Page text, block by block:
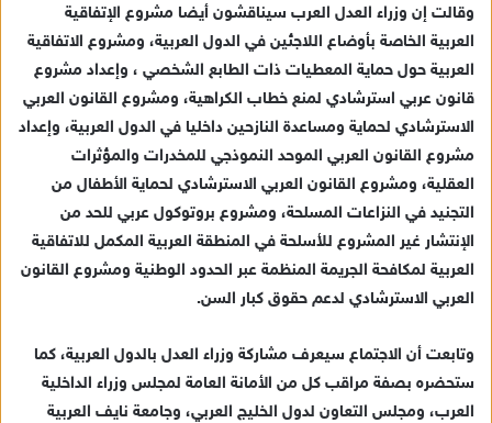
وقالت إن وزراء العدل العرب سيناقشون أيضا مشروع الإتفاقية
العربية الخاصة بأوضاع اللاجئين في الدول العربية، ومشروع الاتفاقية
العربية حول حماية المعطيات ذات الطابع الشخصي ، وإعداد مشروع
قانون عربي استرشادي لمنع خطاب الكراهية، ومشروع القانون العربي
الاسترشادي لحماية ومساعدة النازحين داخليا في الدول العربية، وإعداد
مشروع القانون العربي الموحد النموذجي للمخدرات والمؤثرات
العقلية، ومشروع القانون العربي الاسترشادي لحماية الأطفال من
التجنيد في النزاعات المسلحة، ومشروع بروتوكول عربي للحد من
الإنتشار غير المشروع للأسلحة في المنطقة العربية المكمل للاتفاقية
العربية لمكافحة الجريمة المنظمة عبر الحدود الوطنية ومشروع القانون
العربي الاسترشادي لدعم حقوق كبار السن.
وتابعت أن الاجتماع سيعرف مشاركة وزراء العدل بالدول العربية، كما
ستحضره بصفة مراقب كل من الأمانة العامة لمجلس وزراء الداخلية
العرب، ومجلس التعاون لدول الخليج العربي، وجامعة نايف العربية